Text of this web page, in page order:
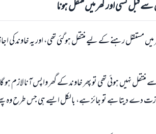
قبل کسی اور گھر میں منتقل ہونا
مستقل رہنے کے لیے منتقل ہو گئی تھی، اور یہ خاوند کی
نہیں ہوئی تھی تو پھر خاوند کے گھر واپس آنا لازم ہو
دے دیتا ہے تو جائز ہے، بالکل ایسے ہی جس طرح وہ